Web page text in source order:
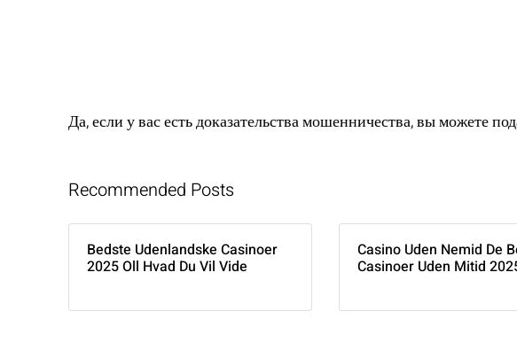
Да, если у вас есть доказательства мошенничества, вы можете
Recommended Posts
Bedste Udenlandske Casinoer
2025 Oll Hvad Du Vil Vide
Casino Uden Nemid De
Casinoer Uden Mitid